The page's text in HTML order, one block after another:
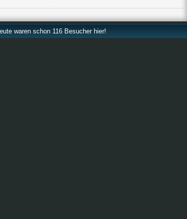
waren schon 116 Besucher hier!